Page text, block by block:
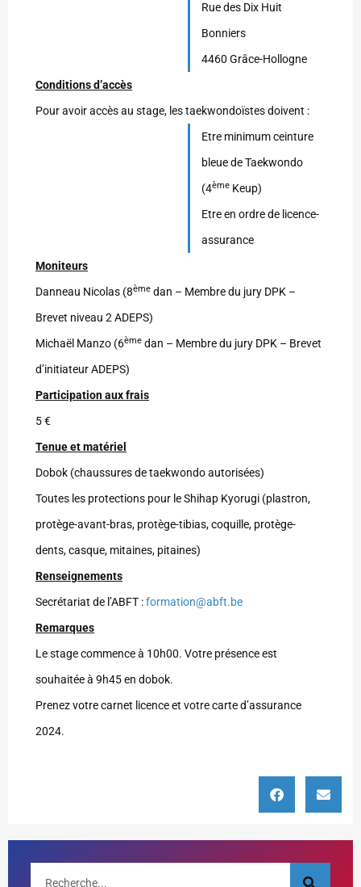
Rue des Dix Huit
Bonniers
4460 Grâce-Hollogne
Conditions d’accès
Pour avoir accès au stage, les taekwondoïstes doivent :
Etre minimum ceinture
bleue de Taekwondo
(4ème Keup)
Etre en ordre de licence-
assurance
Moniteurs
Danneau Nicolas (8ème dan – Membre du jury DPK –
Brevet niveau 2 ADEPS)
Michaël Manzo (6ème dan – Membre du jury DPK – Brevet
d’initiateur ADEPS)
Participation aux frais
5 €
Tenueet matériel
Dobok (chaussures de taekwondo autorisées)
Toutes les protections pour le Shihap Kyorugi (plastron,
protège-avant-bras, protège-tibias, coquille, protège-
dents, casque, mitaines, pitaines)
Renseignements
Secrétariat de l’ABFT :formation@abft.be
Remarques
Le stage commence à 10h00. Votre présence est
souhaitée à 9h45 en dobok.
Prenez votre carnet licence et votre carte d’assurance
2024.